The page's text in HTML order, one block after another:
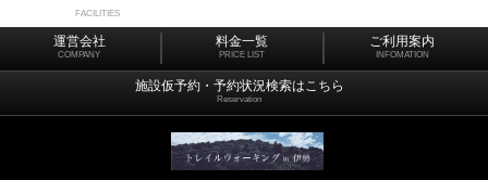
FACILITIES
運営会社
COMPANY
料金一覧
PRICE LIST
ご利用案内
INFOMATION
施設仮予約・予約状況検索はこちら
Reservation